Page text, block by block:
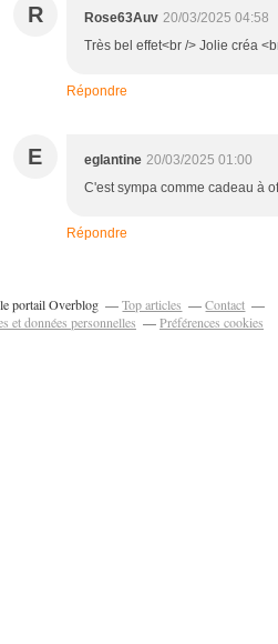
R Rose63Auv 20/03/2025 04:58
Très bel effet<br /> Jolie créa
Répondre
E eglantine 20/03/2025 01:00
C'est sympa comme cadeau à
Répondre
portail Overblog Top articles
Contact
et données personnelles Préférences cookies